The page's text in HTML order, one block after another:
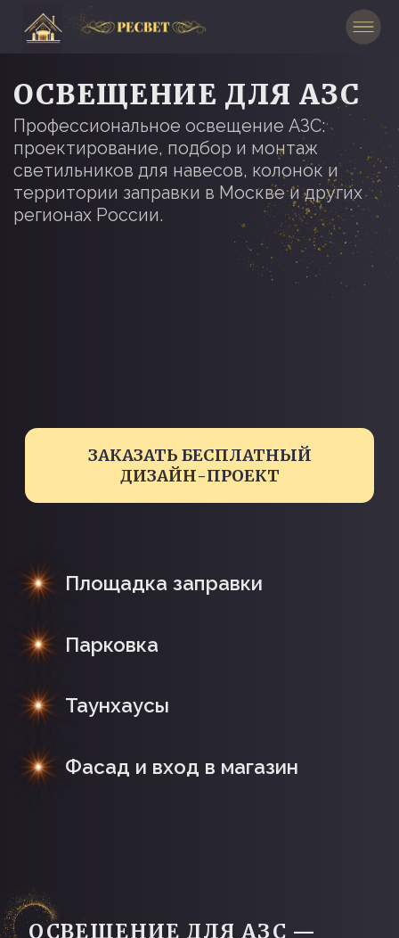
Профессиональное освещение АЗС:
проектирование, подбор и монтаж
светильников для навесов, колонок и
территории заправки в Москве и других
регионах России.
Парковка
Таунхаусы
ОСВЕЩЕНИЕ ДЛЯ АЗС —
СВЕТ, ЧТО ХРАНИТ НОЧЬ!